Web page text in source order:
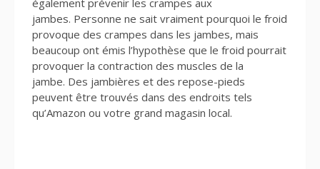
jambes. Personne ne sait vraiment pourquoi le froid
provoque des crampes dans les jambes, mais
beaucoup ont émis l’hypothèse que le froid pourrait
provoquer la contraction des muscles de la
jambe. Des jambières et des repose-pieds
peuvent être trouvés dans des endroits tels
qu’Amazon ou votre grand magasin local.